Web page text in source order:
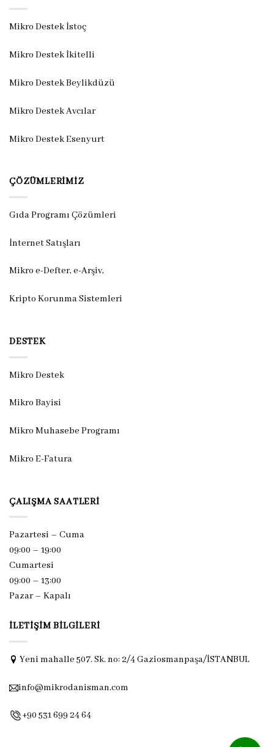
Mikro Destek İstoç
Mikro Destek İkitelli
Mikro Destek Beylikdüzü
Mikro Destek Avcılar
Mikro Destek Esenyurt
ÇÖZÜMLERIMIZ
Gıda Programı Çözümleri
İnternet Satışları
Mikro e-Defter, e-Arşiv,
Kripto Korunma Sistemleri
DESTEK
Mikro Destek
Mikro Bayisi
Mikro Muhasebe Programı
Mikro E-Fatura
ÇALIŞMA SAATLERI
Pazartesi – Cuma
09:00 – 19:00
Cumartesi
09:00 – 13:00
Pazar – Kapalı
İLETIŞIM BILGILERI
Yeni mahalle 507. Sk. no: 2/4 Gaziosmanpaşa/İSTANBUL
info@mikrodanisman.com
+90 531 699 24 64